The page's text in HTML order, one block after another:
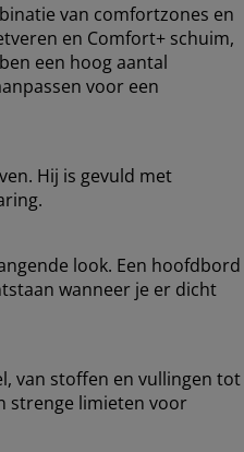
van comfortzones en
en Comfort+ schuim,
een hoog aantal
voor een
Hij is gevuld met
look. Een hoofdbord
wanneer je er dicht
van stoffen en vullingen tot
strenge limieten voor